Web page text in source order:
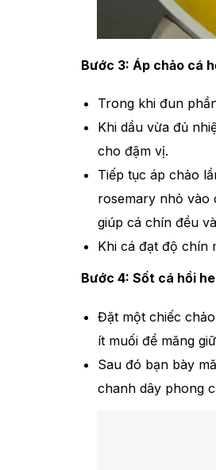
Bước 3: Áp chảo cá
Trong khi đun
Khi dầu vừa đủ
cho đậm vị.
Tiếp tục áp chảo
rosemary nhỏ vào
giúp cá chín đều
Khi cá đạt độ chín
Bước 4: Sốt cá hồi
Đặt một chiếc
ít muối để măng
Sau đó bạn bày
chanh dây phong